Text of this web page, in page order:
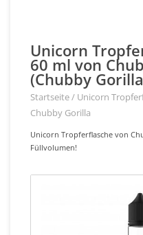
Unicorn
60 ml von
(Chubby
Startseite/ Unicorn
Chubby Gorilla
Unicorn Tropferflasche von
Füllvolumen!